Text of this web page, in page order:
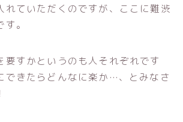
れていただくのですが、ここに難渋
。
要すかというのも人それぞれです
できたらどんなに楽か…、とみなさ